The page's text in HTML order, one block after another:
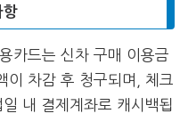
항
카드는 신차 구매 이용금
이 차감 후 청구되며, 체크
내 결제계좌로 캐시백됩